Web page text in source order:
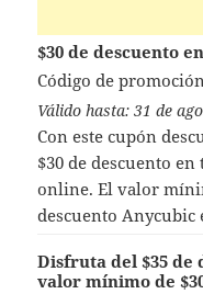
$30 de descuento
Código de
Válido hasta: 31 de
Con este cupón
$30 de descuento
online. El valor
descuento Anycubic
Disfruta del $35 de
valor mínimo de